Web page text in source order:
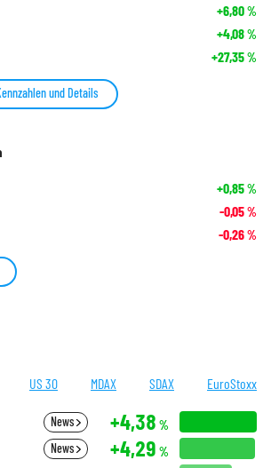
+6,80%
+4,08%
+27,35%
und Details
+0,85%
-0,05%
-0,26%
US 30 MDAX SDAX EuroStoxx
News +4,38 %
News +4,29 %